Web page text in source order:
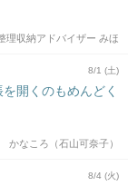
理収納アドバイザー みほ
8/1 (土)
開くのもめんどく
かなころ（石山可奈子）
8/4 (火)